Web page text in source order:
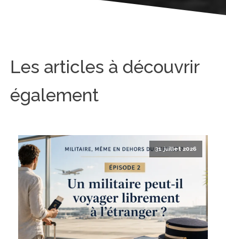
Les articles à découvrir
également
31 juillet 2026